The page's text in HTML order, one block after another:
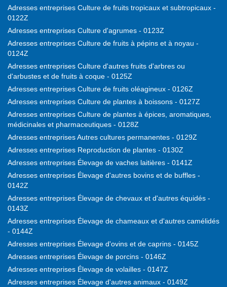
Adresses entreprises Culture de fruits tropicaux et subtropicaux -
0122Z
Adresses entreprises Culture d'agrumes - 0123Z
Adresses entreprises Culture de fruits à pépins et à noyau -
0124Z
Adresses entreprises Culture d'autres fruits d'arbres ou
d'arbustes et de fruits à coque - 0125Z
Adresses entreprises Culture de fruits oléagineux - 0126Z
Adresses entreprises Culture de plantes à boissons - 0127Z
Adresses entreprises Culture de plantes à épices, aromatiques,
médicinales et pharmaceutiques - 0128Z
Adresses entreprises Autres cultures permanentes - 0129Z
Adresses entreprises Reproduction de plantes - 0130Z
Adresses entreprises Élevage de vaches laitières - 0141Z
Adresses entreprises Élevage d'autres bovins et de buffles -
0142Z
Adresses entreprises Élevage de chevaux et d'autres équidés -
0143Z
Adresses entreprises Élevage de chameaux et d'autres camélidés
- 0144Z
Adresses entreprises Élevage d'ovins et de caprins - 0145Z
Adresses entreprises Élevage de porcins - 0146Z
Adresses entreprises Élevage de volailles - 0147Z
Adresses entreprises Élevage d'autres animaux - 0149Z